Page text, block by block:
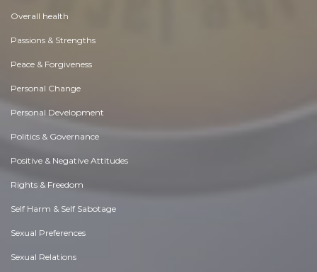
Overall health
Passions & Strengths
Peace & Forgiveness
Personal Change
Personal Development
Politics & Governance
Positive & Negative Attitudes
Rights & Freedom
Self Harm & Self Sabotage
Sexual Preferences
Sexual Relations